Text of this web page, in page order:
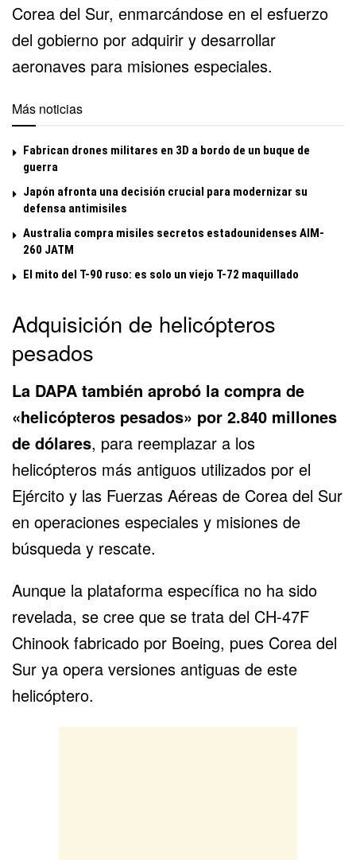
Corea del Sur, enmarcándose en el esfuerzo
del gobierno por adquirir y desarrollar
aeronaves para misiones especiales.
Más noticias
Fabrican drones militares en 3D a bordo de un buque de
guerra
Japón afronta una decisión crucial para modernizar su
defensa antimisiles
Australia compra misiles secretos estadounidenses AIM-
260 JATM
El mito del T-90 ruso: es solo un viejo T-72 maquillado
Adquisición de helicópteros
pesados
La DAPA también aprobó la compra de
«helicópteros pesados» por 2.840 millones
de dólares, para reemplazar a los
helicópteros más antiguos utilizados por el
Ejército y las Fuerzas Aéreas de Corea del Sur
en operaciones especiales y misiones de
búsqueda y rescate.
Aunque la plataforma específica no ha sido
revelada, se cree que se trata del CH-47F
Chinook fabricado por Boeing, pues Corea del
Sur ya opera versiones antiguas de este
helicóptero.